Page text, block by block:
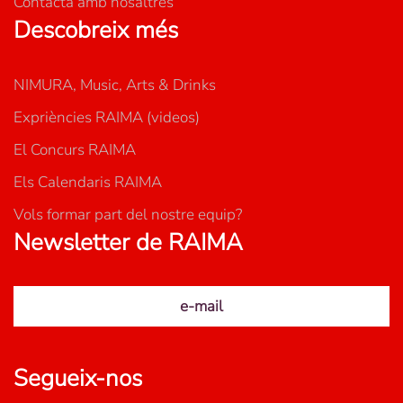
Descobreix més
NIMURA, Music, Arts & Drinks
Expriències RAIMA (videos)
El Concurs RAIMA
Els Calendaris RAIMA
Vols formar part del nostre equip?
Newsletter de RAIMA
e-mail
Segueix-nos